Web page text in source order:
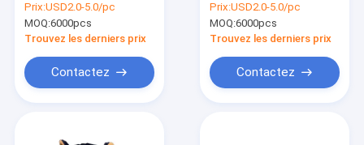
peluche de 0.15M
5.9in Halloween
Prix:USD2.0-5.0/pc
MOQ:6000pcs
Trouvez les derniers prix
Contactez
de tissu de 5,91
pouces avec l'aimant
Prix:USD2.0-5.0/pc
MOQ:6000pcs
Trouvez les derniers prix
Contactez